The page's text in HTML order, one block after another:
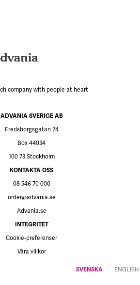
ADVANIA SVERIGE AB
Fredsborgsgatan 24
Box 44034
100 73 Stockholm
KONTAKTA OSS
08-546 70 000
order@advania.se
Advania.se
INTEGRITET
Cookie-preferenser
Våra villkor
SVENSKA ENGLISH